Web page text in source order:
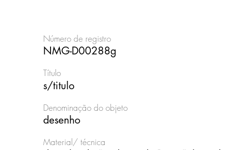
Número de registro
NMG-D00288g
Título
s/titulo
Denominação do objeto
desenho
Material/ técnica